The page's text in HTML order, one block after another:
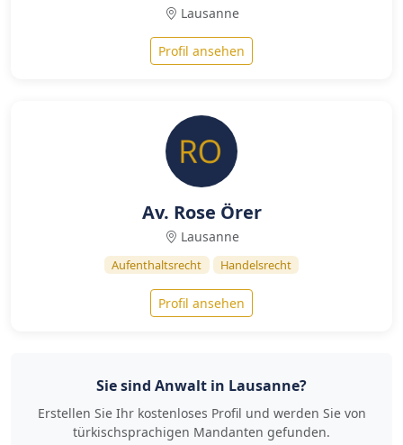
Lausanne
Profil ansehen
Av. Rose Örer
Lausanne
Aufenthaltsrecht Handelsrecht
Profil ansehen
Sie sind Anwalt in Lausanne?
Erstellen Sie Ihr kostenloses Profil und werden Sie von
türkischsprachigen Mandanten gefunden.